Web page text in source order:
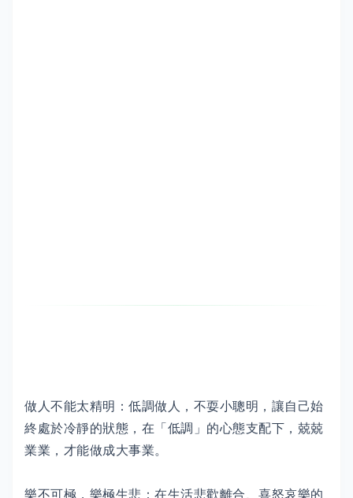
做人不能太精明：低調做人，不耍小聰明，讓自己始
終處於冷靜的狀態，在「低調」的心態支配下，兢兢
業業，才能做成大事業。
樂不可極，樂極生悲：在生活悲歡離合、喜怒哀樂的